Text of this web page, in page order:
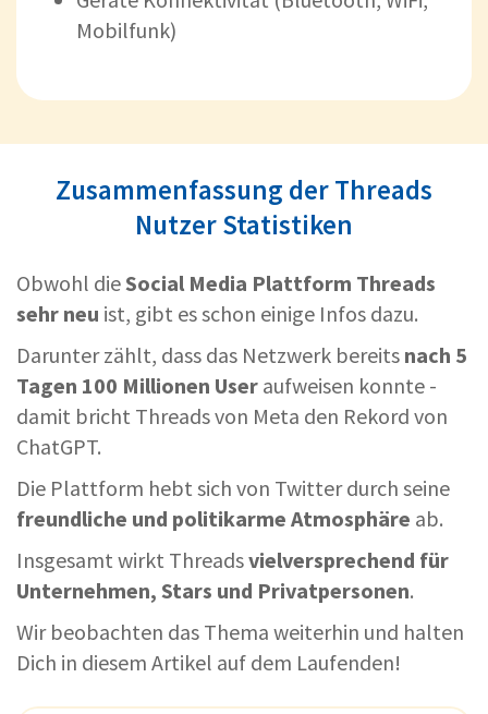
Mobilfunk)
Zusammenfassung der Threads
Nutzer Statistiken
Obwohl dieSocial Media Plattform Threads
sehr neu ist, gibt es schon einige Infos dazu.
Darunter zählt, dass das Netzwerk bereits nach 5
Tagen 100 Millionen User aufweisen konnte -
damit bricht Threads von Meta den Rekord von
ChatGPT.
Die Plattform hebt sich von Twitter durch seine
freundliche und politikarme Atmosphäre ab.
Insgesamt wirkt Threadsvielversprechend für
Unternehmen, Stars und Privatpersonen.
Wir beobachten das Thema weiterhin und halten
Dich in diesem Artikel auf dem Laufenden!